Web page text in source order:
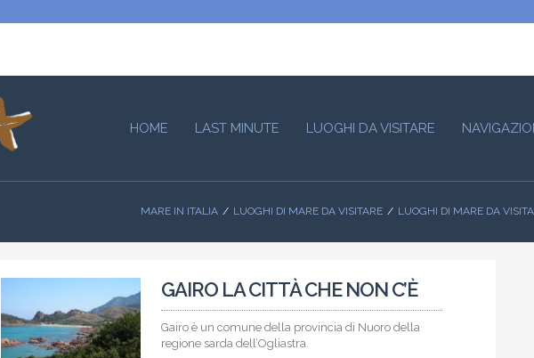
HOME LAST MINUTE LUOGHI DA VISITARE
MARE IN ITALIA LUOGHI DI MARE DA VISITARE LUOGHI DI MARE DA
GAIRO LA CITTÀ CHE NON C’È
Gairo è un comune della provincia di Nuoro della
regione sarda dell’Ogliastra.